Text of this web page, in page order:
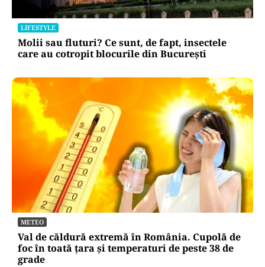
LIFESTYLE
Molii sau fluturi? Ce sunt, de fapt, insectele
care au cotropit blocurile din București
METEO
Val de căldură extremă în România. Cupolă de
foc în toată țara și temperaturi de peste 38 de
grade